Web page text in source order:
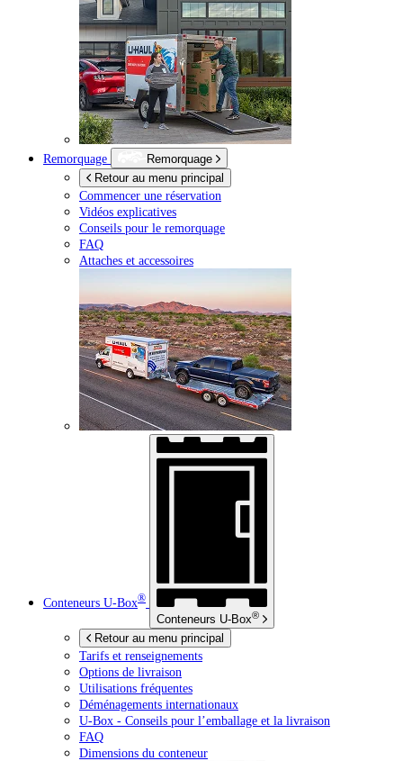
Remorquage
Remorquage
Retour au menu principal
Commencer une réservation
Vidéos explicatives
Conseils pour le remorquage
FAQ
Attaches et accessoires
Conteneurs U-Box®
Conteneurs U-Box®
Retour au menu principal
Tarifs et renseignements
Options de livraison
Utilisations fréquentes
Déménagements internationaux
U-Box - Conseils pour l’emballage et la livraison
FAQ
Dimensions du conteneur